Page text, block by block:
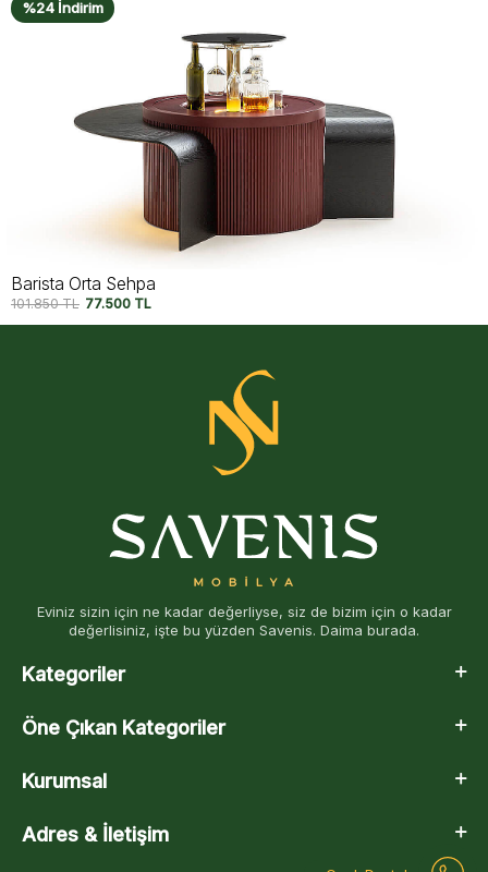
Calista Orta Sehpa
52.790
Eviniz sizin için ne kadar değerliyse, siz de bizim için o kadar
değerlisiniz, işte bu yüzden Savenis. Daima burada.
Kategoriler
Öne Çıkan Kategoriler
Kurumsal
Adres & İletişim